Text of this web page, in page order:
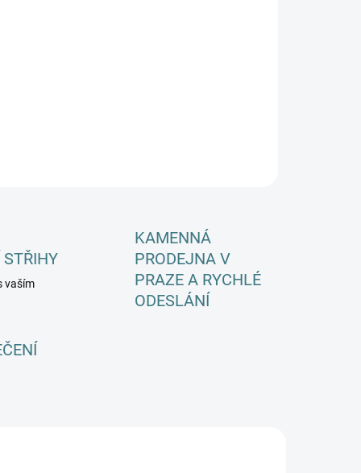
DORUČIT DO:
STŘIHY
vaším
KAMENNÁ
PRODEJNA V
PRAZE A RYCHLÉ
ODESLÁNÍ